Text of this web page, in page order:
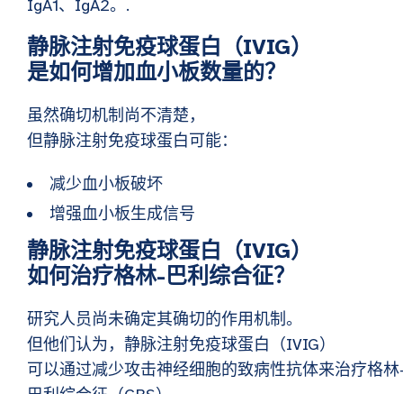
IgA1、IgA2。.
静脉注射免疫球蛋白（IVIG）
是如何增加血小板数量的？
虽然确切机制尚不清楚，
但静脉注射免疫球蛋白可能：
减少血小板破坏
增强血小板生成信号
静脉注射免疫球蛋白（IVIG）
如何治疗格林-巴利综合征？
研究人员尚未确定其确切的作用机制。
但他们认为，静脉注射免疫球蛋白（IVIG）
可以通过减少攻击神经细胞的致病性抗体来治疗格